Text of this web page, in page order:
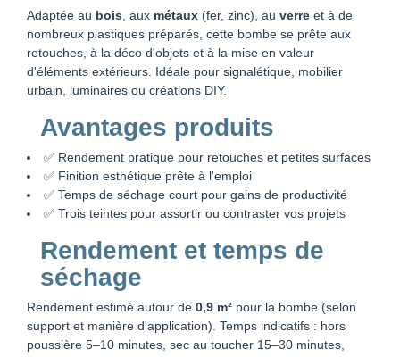
Adaptée au bois , aux métaux (fer, zinc), au verre et à de
nombreux plastiques préparés, cette bombe se prête aux
retouches, à la déco d'objets et à la mise en valeur
d'éléments extérieurs. Idéale pour signalétique, mobilier
urbain, luminaires ou créations DIY.
Avantages produits
✅ Rendement pratique pour retouches et petites surfaces
✅ Finition esthétique prête à l'emploi
✅ Temps de séchage court pour gains de productivité
✅ Trois teintes pour assortir ou contraster vos projets
Rendement et temps de
séchage
Rendement estimé autour de 0,9 m² pour la bombe (selon
support et manière d'application). Temps indicatifs : hors
poussière 5–10 minutes, sec au toucher 15–30 minutes,